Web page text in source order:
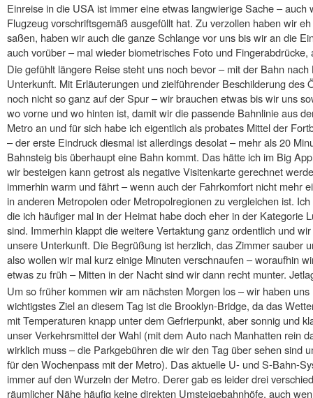
Einreise in die USA ist immer eine etwas langwierige Sache –
Flugzeug vorschriftsgemäß ausgefüllt hat. Zu verzollen haben wir
saßen, haben wir auch die ganze Schlange vor uns bis wir an die
auch vorüber – mal wieder biometrisches Foto und
Die gefühlt längere Reise steht uns noch bevor – mit der Bahn
Unterkunft. Mit Erläuterungen und zielführender Beschilderung des
noch nicht so ganz auf der Spur – wir brauchen etwas bis wir uns
wo vorne und wo hinten ist, damit wir die passende Bahnlinie aus
Metro an und für sich habe ich eigentlich als probates Mittel der
– der erste Eindruck diesmal ist allerdings desolat – mehr als 20
Bahnsteig bis überhaupt eine Bahn kommt. Das hätte ich im Big
wir besteigen kann getrost als negative Visitenkarte gerechnet
immerhin warm und fährt – wenn auch der Fahrkomfort nicht mehr
in anderen Metropolen oder Metropolregionen zu vergleichen ist.
die ich häufiger mal in der Heimat habe doch eher in der Kategorie
sind. Immerhin klappt die weitere Vertaktung ganz ordentlich und
unsere Unterkunft. Die Begrüßung ist herzlich, das Zimmer sauber
also wollen wir mal kurz einige Minuten verschnaufen – woraufhin
etwas zu früh – Mitten in der Nacht sind wir dann recht munter.
Um so früher kommen wir am nächsten Morgen los – wir haben
wichtigstes Ziel an diesem Tag ist die Brooklyn-Bridge, da das
mit Temperaturen knapp unter dem Gefrierpunkt, aber sonnig und
unser Verkehrsmittel der Wahl (mit dem Auto nach Manhatten rein
wirklich muss – die Parkgebühren die wir den Tag über sehen sind
für den Wochenpass mit der Metro). Das aktuelle U- und S-Bahn-
immer auf den Wurzeln der Metro. Derer gab es leider drei
räumlicher Nähe häufig keine direkten Umsteigebahnhöfe, auch